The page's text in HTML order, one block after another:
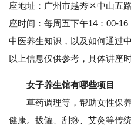
座地址：广州市越秀区中山五
座时间：每周五下午14：00-
中医养生知识，以及如何通过
以上信息仅供参考，具体讲座
女子养生馆有哪些项目
草药调理等，帮助女性保养
健康。拔罐、刮痧、艾灸等传